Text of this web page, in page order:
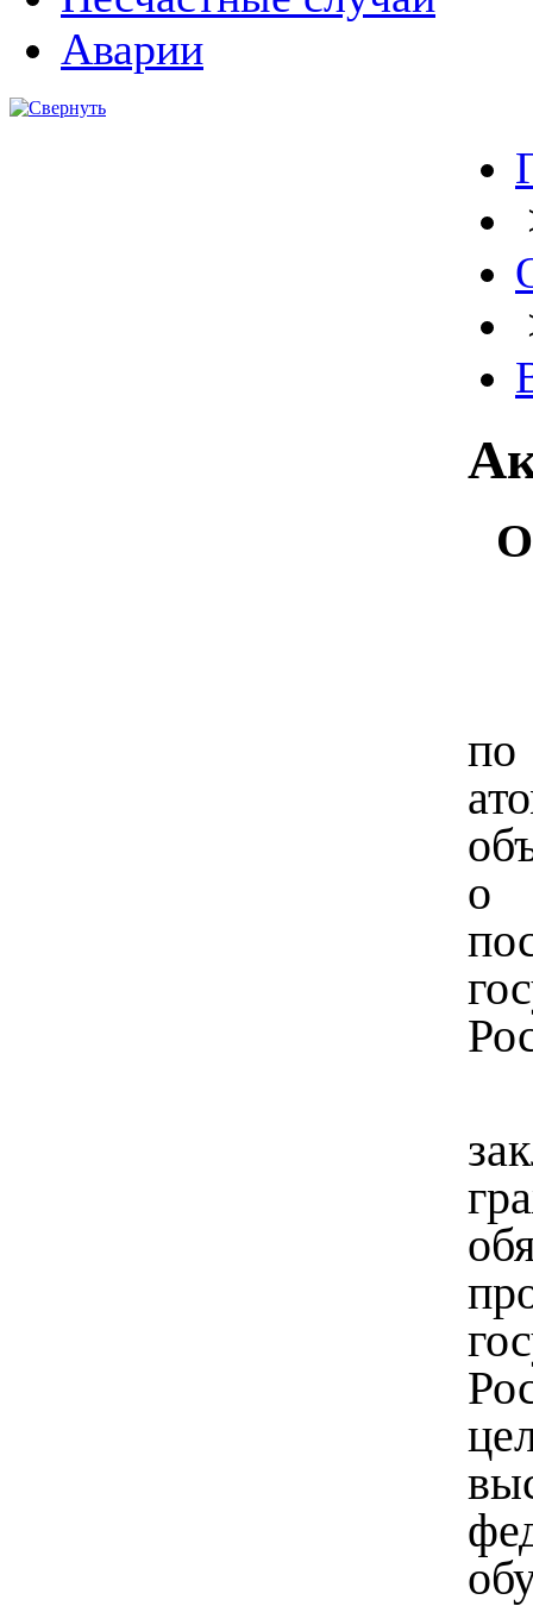
Аварии
по
о